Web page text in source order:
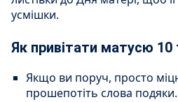
усмішки.
Як привітати матусю 10
Якщо ви поруч, просто
прошепотіть слова подяки.